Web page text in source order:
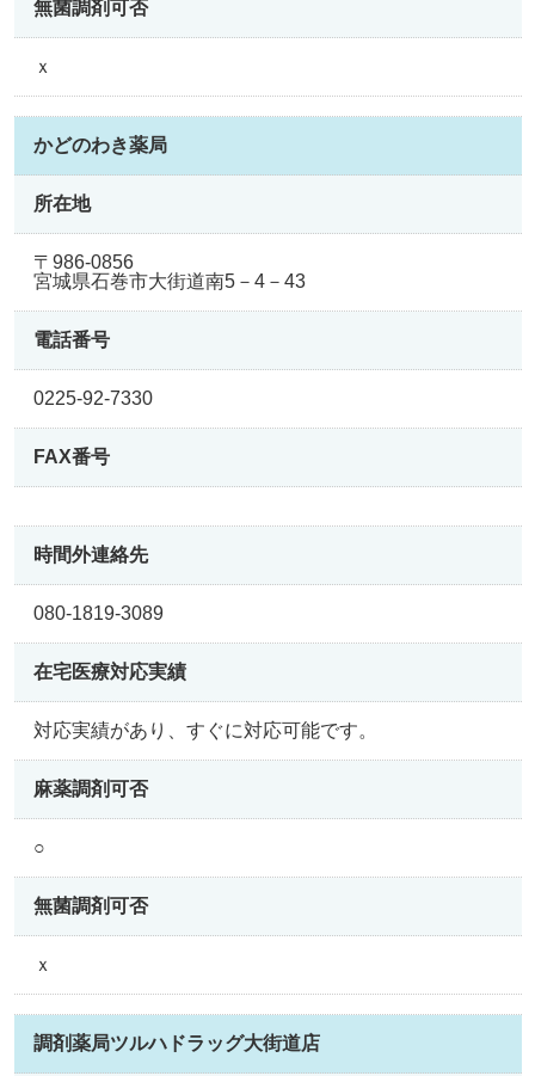
無菌調剤可否
ｘ
かどのわき薬局
所在地
〒986-0856
宮城県石巻市大街道南5－4－43
電話番号
0225-92-7330
FAX番号
時間外連絡先
080-1819-3089
在宅医療対応実績
対応実績があり、すぐに対応可能です。
麻薬調剤可否
○
無菌調剤可否
ｘ
調剤薬局ツルハドラッグ大街道店